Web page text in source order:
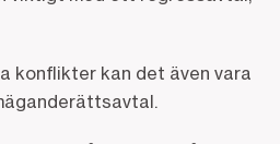
konflikter kan det även vara